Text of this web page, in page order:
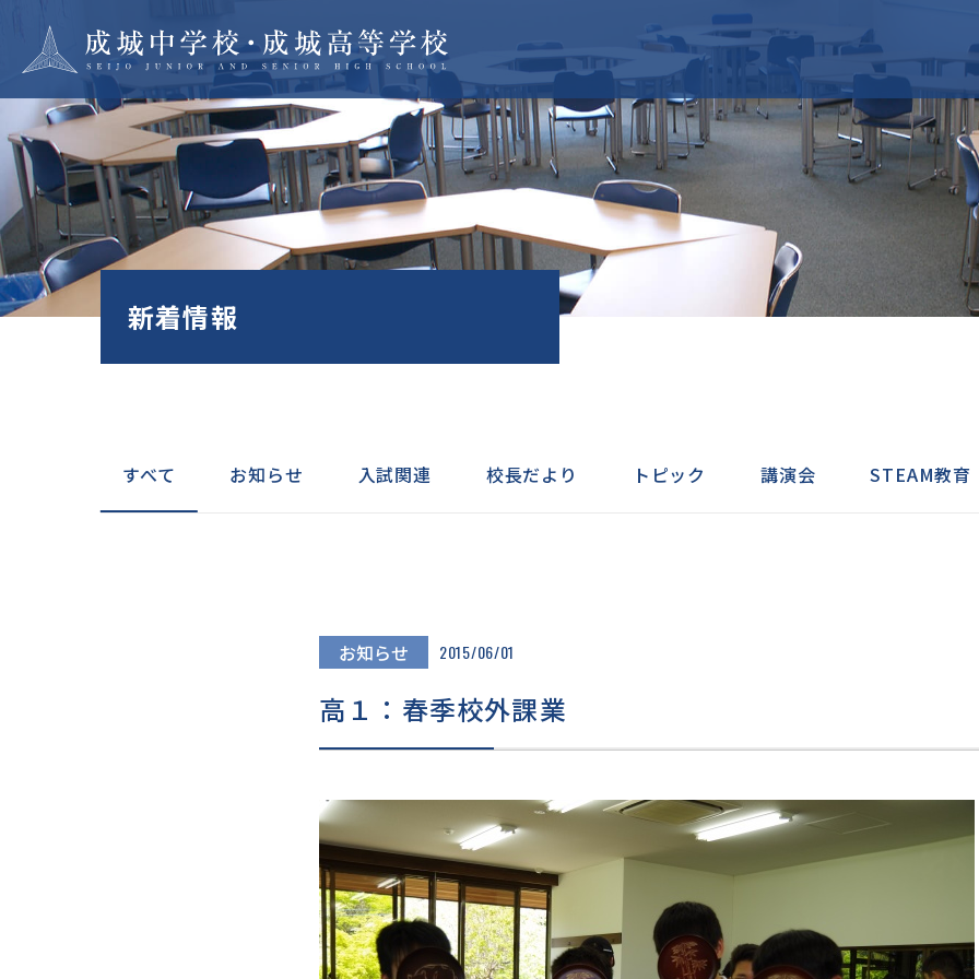
学校紹介
建学の精神・沿革
教育方針
施設・設備
学校規模
成城での学び
つなぐ・受け継ぐ・やり
抜く力を育む
多様性のある社会で他者
と協働する力を育む
学校生活
成城生の一日
学友会・生徒会活動
よくある質問Q＆A
転入試験
在
こ
新着情報
すべて お知らせ 入試関連 校長だより トピック 講演会 STEAM教育
お知らせ 2015/06/01
高１：春季校外課業